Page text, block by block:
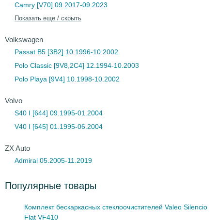
Camry [V70] 09.2017-09.2023
Показать еще / скрыть
Volkswagen
Passat B5 [3B2] 10.1996-10.2002
Polo Classic [9V8,2C4] 12.1994-10.2003
Polo Playa [9V4] 10.1998-10.2002
Volvo
S40 I [644] 09.1995-01.2004
V40 I [645] 01.1995-06.2004
ZX Auto
Admiral 05.2005-11.2019
Популярные товары
Комплект бескаркасных стеклоочистителей Valeo Silencio
Flat VF410